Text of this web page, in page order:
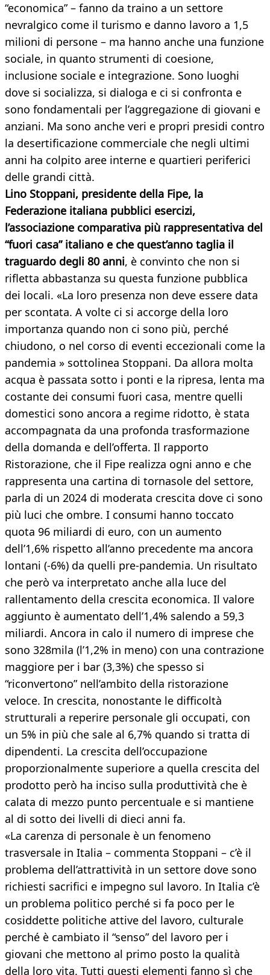
“economica” – fanno da traino a un settore
nevralgico come il turismo e danno lavoro a 1,5
milioni di persone – ma hanno anche una funzione
sociale, in quanto strumenti di coesione,
inclusione sociale e integrazione. Sono luoghi
dove si socializza, si dialoga e ci si confronta e
sono fondamentali per l’aggregazione di giovani e
anziani. Ma sono anche veri e propri presidi contro
la desertificazione commerciale che negli ultimi
anni ha colpito aree interne e quartieri periferici
delle grandi città.
Lino Stoppani, presidente della Fipe, la
Federazione italiana pubblici esercizi,
l’associazione comparativa più rappresentativa del
“fuori casa” italiano e che quest’anno taglia il
traguardo degli 80 anni, è convinto che non si
rifletta abbastanza su questa funzione pubblica
dei locali. «La loro presenza non deve essere data
per scontata. A volte ci si accorge della loro
importanza quando non ci sono più, perché
chiudono, o nel corso di eventi eccezionali come la
pandemia » sottolinea Stoppani. Da allora molta
acqua è passata sotto i ponti e la ripresa, lenta ma
costante dei consumi fuori casa, mentre quelli
domestici sono ancora a regime ridotto, è stata
accompagnata da una profonda trasformazione
della domanda e dell’offerta. Il rapporto
Ristorazione, che il Fipe realizza ogni anno e che
rappresenta una cartina di tornasole del settore,
parla di un 2024 di moderata crescita dove ci sono
più luci che ombre. I consumi hanno toccato
quota 96 miliardi di euro, con un aumento
dell’1,6% rispetto all’anno precedente ma ancora
lontani (-6%) da quelli pre-pandemia. Un risultato
che però va interpretato anche alla luce del
rallentamento della crescita economica. Il valore
aggiunto è aumentato dell’1,4% salendo a 59,3
miliardi. Ancora in calo il numero di imprese che
sono 328mila (l’1,2% in meno) con una contrazione
maggiore per i bar (3,3%) che spesso si
“riconvertono” nell’ambito della ristorazione
veloce. In crescita, nonostante le difficoltà
strutturali a reperire personale gli occupati, con
un 5% in più che sale al 6,7% quando si tratta di
dipendenti. La crescita dell’occupazione
proporzionalmente superiore a quella crescita del
prodotto però ha inciso sulla produttività che è
calata di mezzo punto percentuale e si mantiene
al di sotto dei livelli di dieci anni fa.
«La carenza di personale è un fenomeno
trasversale in Italia – commenta Stoppani – c’è il
problema dell’attrattività in un settore dove sono
richiesti sacrifici e impegno sul lavoro. In Italia c’è
un problema politico perché si fa poco per le
cosiddette politiche attive del lavoro, culturale
perché è cambiato il “senso” del lavoro per i
giovani che mettono al primo posto la qualità
della loro vita. Tutti questi elementi fanno sì che